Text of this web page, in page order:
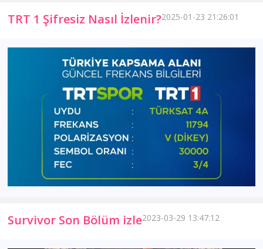
TRT 1 Şifresiz Nasıl İzlenir?2025-01-23 21:26:01
Survivor Son Bölüm izle2023-03-29 13:47:12